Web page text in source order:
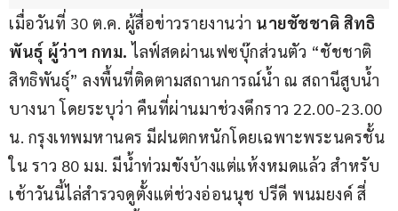
เมื่อวันที่ 30 ต.ค. ผู้สื่อข่าวรายงานว่า นายชัชชาติ สิทธิ
พันธุ์ ผู้ว่าฯ กทม. ไลฟ์สดผ่านเฟซบุ๊กส่วนตัว “ชัชชาติ
สิทธิพันธุ์” ลงพื้นที่ติดตามสถานการณ์น้ำ ณ สถานีสูบน้ำ
บางนา โดยระบุว่า คืนที่ผ่านมาช่วงดึกราว 22.00-23.00
น. กรุงเทพมหานคร มีฝนตกหนักโดยเฉพาะพระนครชั้น
ใน ราว 80 มม. มีน้ำท่วมขังบ้างแต่แห้งหมดแล้ว สำหรับ
เช้าวันนี้ไล่สำรวจดูตั้งแต่ช่วงอ่อนนุช ปรีดี พนมยงค์ สี่